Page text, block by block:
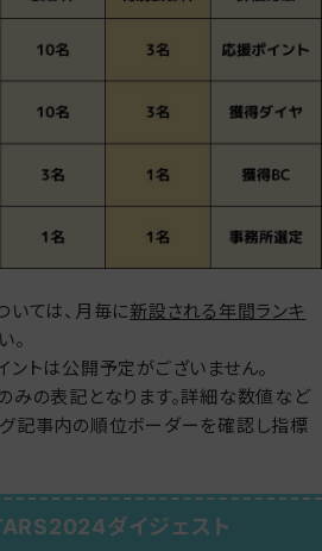
いては、月毎に新設される年間ランキ
。
トは公開予定がございません。
みの表記となります。詳細な数値など
記事内の順位ボーダーを確認し指標
ダイジェスト